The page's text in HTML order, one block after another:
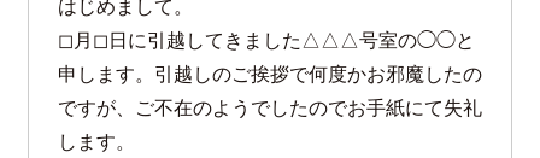
はじめまして。
◻︎月◻︎日に引越してきました△△△号室の◯◯と
申します。引越しのご挨拶で何度かお邪魔したの
ですが、ご不在のようでしたのでお手紙にて失礼
します。